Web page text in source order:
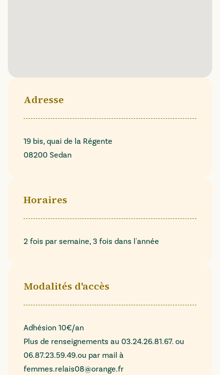
Adresse
19 bis, quai de la Régente
08200 Sedan
Horaires
2 fois par semaine, 3 fois dans l'année
Modalités d'accès
Adhésion 10€/an
Plus de renseignements au 03.24.26.81.67. ou
06.87.23.59.49.ou par mail à
femmes.relais08@orange.fr